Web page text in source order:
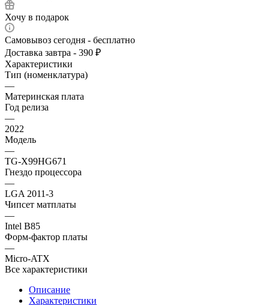
Хочу в подарок
Самовывоз сегодня - бесплатно
Доставка завтра - 390 ₽
Характеристики
Тип (номенклатура)
—
Материнская плата
Год релиза
—
2022
Модель
—
TG-X99HG671
Гнездо процессора
—
LGA 2011-3
Чипсет матплаты
—
Intel B85
Форм-фактор платы
—
Micro-ATX
Все характеристики
Описание
Характеристики